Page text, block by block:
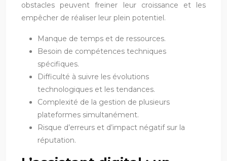
obstacles peuvent freiner leur croissance et les
empêcher de réaliser leur plein potentiel.
Manque de temps et de ressources.
Besoin de compétences techniques
spécifiques.
Difficulté à suivre les évolutions
technologiques et les tendances.
Complexité de la gestion de plusieurs
plateformes simultanément.
Risque d’erreurs et d’impact négatif sur la
réputation.